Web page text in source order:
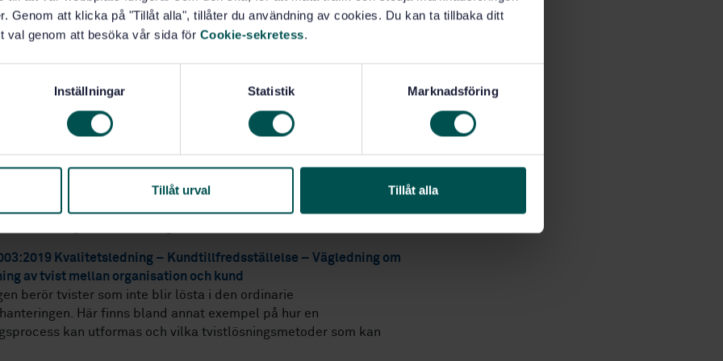
Genom att klicka på "Tillåt alla", tillåter du användning av cookies. Du kan ta tillbaka ditt
val genom att besöka vår sida för Cookie-sekretess.
Inställningar Statistik Marknadsföring
Tillåt urval Tillåt alla
hotell till medicinska kliniker, säger Tina Bohlin.
Kvalitetsledning – Kundtillfredsställelse – Vägledning för
för kunderna att föra fram eventuella klagomål, så att brister i
eller tjänster lättare kan identifieras och rättas till.
verktyg både för att utveckla och tillämpa en hantering som passar
En viktig del är hur man arbetar med uppföljning och
för att säkerställa att kundärendet får en avslutning.
är väldigt praktisk och har flera bilagor, bland annat ett avsnitt
Kvalitetsledning – Kundtillfredsställelse – Vägledning om
av tvist mellan organisation och kund
berör tvister som inte blir lösta i den ordinarie
Här finns bland annat exempel på hur en
kan utformas och vilka tvistlösningsmetoder som kan